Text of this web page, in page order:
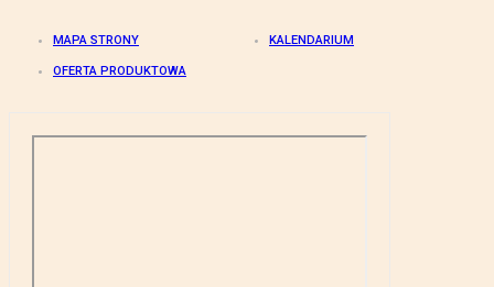
MAPA STRONY KALENDARIUM
OFERTA PRODUKTOWA